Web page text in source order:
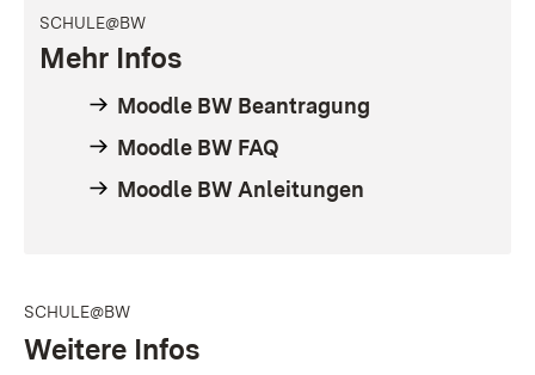
SCHULE@BW
Mehr Infos
Moodle BW Beantragung
Moodle BW FAQ
Moodle BW Anleitungen
SCHULE@BW
Weitere Infos